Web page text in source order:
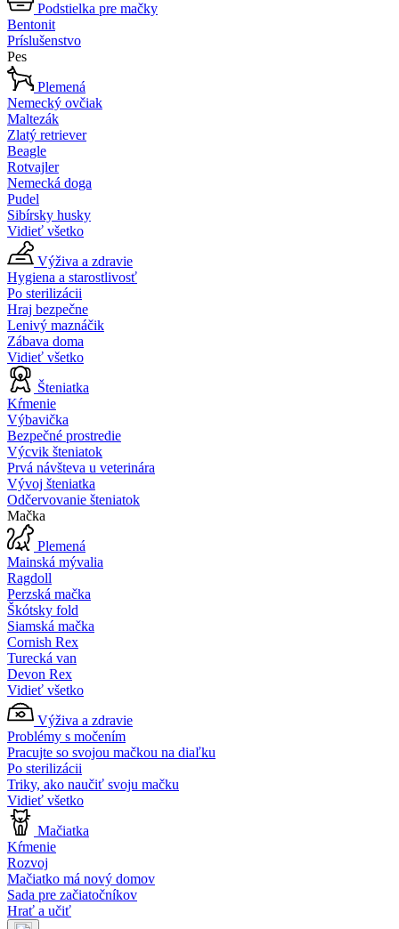
Podstielka pre mačky
Bentonit
Príslušenstvo
Pes
Plemená
Nemecký ovčiak
Maltezák
Zlatý retriever
Beagle
Rotvajler
Nemecká doga
Pudel
Sibírsky husky
Vidieť všetko
Výživa a zdravie
Hygiena a starostlivosť
Po sterilizácii
Hraj bezpečne
Lenivý maznáčik
Zábava doma
Vidieť všetko
Šteniatka
Kŕmenie
Výbavička
Bezpečné prostredie
Výcvik šteniatok
Prvá návšteva u veterinára
Vývoj šteniatka
Odčervovanie šteniatok
Mačka
Plemená
Mainská mývalia
Ragdoll
Perzská mačka
Škótsky fold
Siamská mačka
Cornish Rex
Turecká van
Devon Rex
Vidieť všetko
Výživa a zdravie
Problémy s močením
Pracujte so svojou mačkou na diaľku
Po sterilizácii
Triky, ako naučiť svoju mačku
Vidieť všetko
Mačiatka
Kŕmenie
Rozvoj
Mačiatko má nový domov
Sada pre začiatočníkov
Hrať a učiť